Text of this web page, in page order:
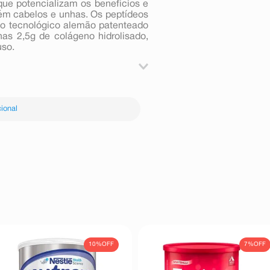
potencializam os benefícios e
cabelos e unhas. Os peptídeos
tecnológico alemão patenteado
2,5g de colágeno hidrolisado,
e etc.
10%OFF 7%OFF